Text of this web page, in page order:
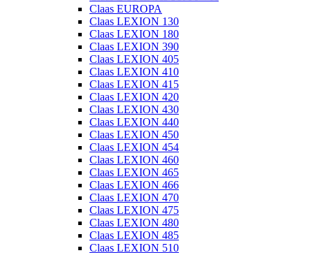
Claas EUROPA
Claas LEXION 130
Claas LEXION 180
Claas LEXION 390
Claas LEXION 405
Claas LEXION 410
Claas LEXION 415
Claas LEXION 420
Claas LEXION 430
Claas LEXION 440
Claas LEXION 450
Claas LEXION 454
Claas LEXION 460
Claas LEXION 465
Claas LEXION 466
Claas LEXION 470
Claas LEXION 475
Claas LEXION 480
Claas LEXION 485
Claas LEXION 510